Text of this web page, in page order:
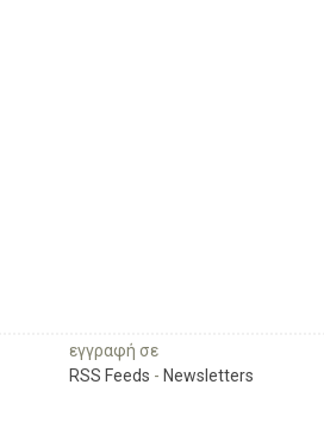
εγγραφή σε
RSS Feeds - Newsletters